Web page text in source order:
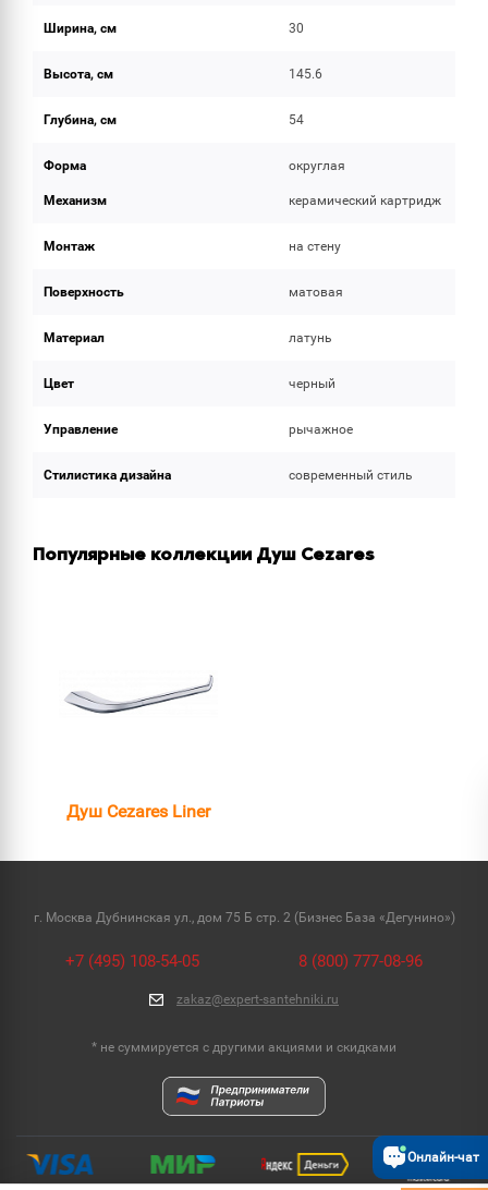
Ширина, см 30
Высота, см 145.6
Глубина, см 54
Форма округлая
Механизм керамический картридж
Монтаж на стену
Поверхность матовая
Материал латунь
Цвет черный
Управление рычажное
Стилистика дизайна современный стиль
Популярные коллекции Душ Cezares
Душ Cezares Liner
г. Москва Дубнинская ул., дом 75 Б стр. 2 (Бизнес База «Дегунино»)
+7 (495) 108-54-05 8 (800) 777-08-96
zakaz@expert-santehniki.ru
* не суммируется с другими акциями и скидками
Онлайн-чат